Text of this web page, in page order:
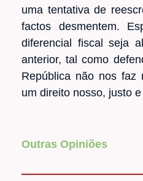
uma tentativa de
factos desmentem.
diferencial fiscal seja
anterior, tal como
República não nos faz
um direito nosso, justo
Outras Opiniões